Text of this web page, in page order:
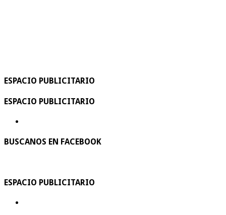
ESPACIO PUBLICITARIO
ESPACIO PUBLICITARIO
BUSCANOS EN FACEBOOK
ESPACIO PUBLICITARIO